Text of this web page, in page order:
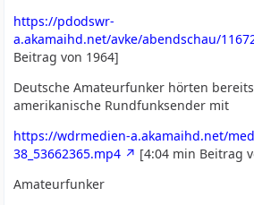
https://pdodswr-
a.akamaihd.net/avke/abendschau/
Beitrag von 1964]
Deutsche Amateurfunker hörten
amerikanische Rundfunksender mit
https://wdrmedien-a.akamaihd.net/
38_53662365.mp4
[4:04 min Beitrag
Amateurfunker